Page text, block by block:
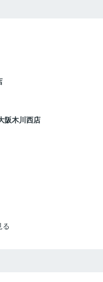
阪木川西店
る